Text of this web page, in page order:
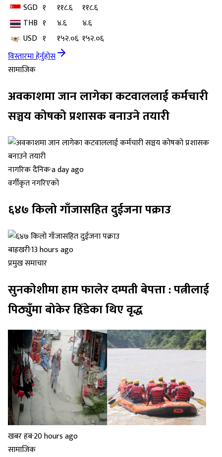
SGD १ ११८.६
११८.६
THB १ ४.६
४.६
USD १ १५२.०६ १५२.०६
विस्तारमा हेर्नुहोस
सामाजिक
अवकाशमा जान लागेका कटवाललाई कर्मचारी
सञ्चय कोषको प्रशासक बनाउने तयारी
नागरिक दैनिक·a day ago
वर्गीकृत नगरिएको
६४७ किलो गाँजासहित दुईजना पक्राउ
बाह्रखरी·13 hours ago
प्रमुख समाचार
सुनकोशीमा हाम फालेर दम्पती बेपत्ता : पत्नीलाई
पिठ्युँमा बोकेर हिँडेका थिए वृद्ध
खबर हब·20 hours ago
सामाजिक